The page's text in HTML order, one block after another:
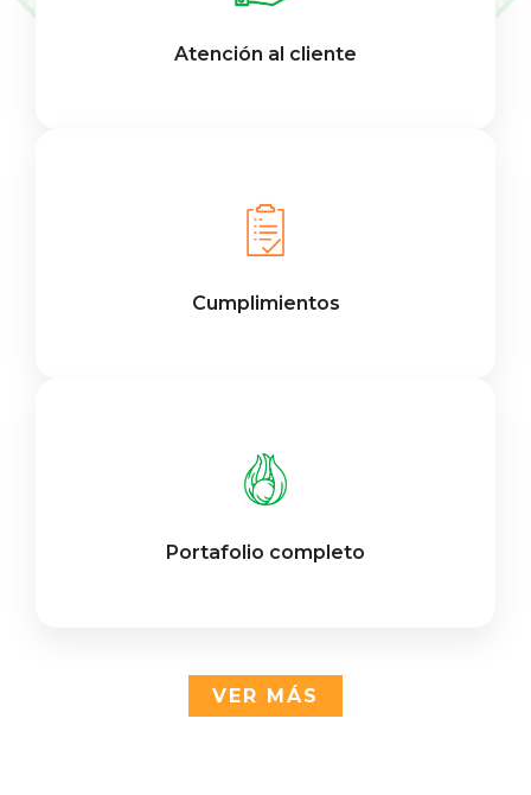
Atención al cliente
Cumplimientos
Portafolio completo
VER MÁS